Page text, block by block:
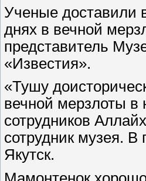
Ученые доставили
днях в вечной
представитель
«Известия».
«Тушу
вечной мерзлоты в
сотрудников
сотрудник музея. В
Якутск.